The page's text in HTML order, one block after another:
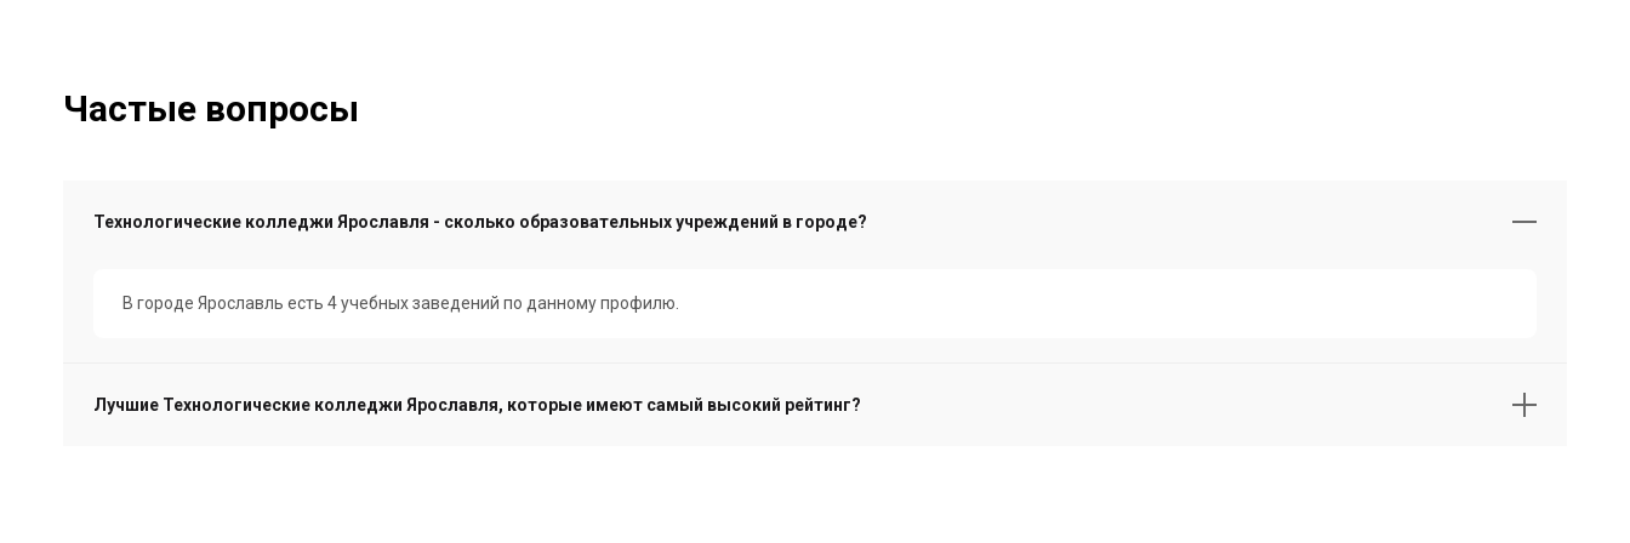
Частые вопросы
Технологические колледжи Ярославля - сколько образовательных учреждений в городе?
В городе Ярославль есть 4 учебных заведений по данному профилю.
Лучшие Технологические колледжи Ярославля, которые имеют самый высокий рейтинг?